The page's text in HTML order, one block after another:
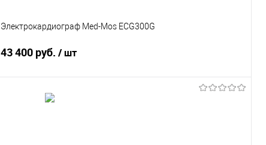
Электрокардиограф Med-Mos ECG300G
43 400 руб. / шт